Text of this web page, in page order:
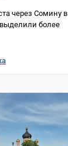
через Сомину в
более